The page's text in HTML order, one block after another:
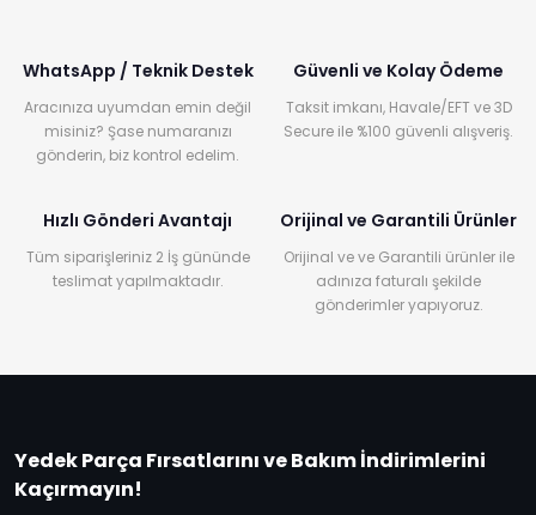
WhatsApp / Teknik Destek
Aracınıza uyumdan emin değil
misiniz? Şase numaranızı
gönderin, biz kontrol edelim.
Güvenli ve Kolay Ödeme
Taksit imkanı, Havale/EFT ve 3D
Secure ile %100 güvenli alışveriş.
Hızlı Gönderi Avantajı
Tüm siparişleriniz 2 İş gününde
teslimat yapılmaktadır.
Orijinal ve Garantili Ürünler
Orijinal ve ve Garantili ürünler ile
adınıza faturalı şekilde
gönderimler yapıyoruz.
Yedek Parça Fırsatlarını ve Bakım İndirimlerini
Kaçırmayın!